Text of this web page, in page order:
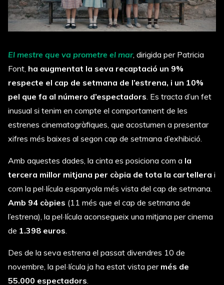
El mestre que va prometre el mar, dirigida per Patricia
Font, ha augmentat la seva recaptació un 9%
respecte el cap de setmana de l’estrena, i un 10%
pel que fa al número d’espectadors . Es tracta d’un fet
inusual si tenim en compte el comportament de les
estrenes cinematogràfiques, que acostumen a presentar
xifres més baixes al segon cap de setmana d’exhibició.
Amb aquestes dades, la cinta es posiciona com a la
tercera millor mitjana per còpia de tota la cartellera i
com la pel·lícula espanyola més vista del cap de setmana.
Amb 94 còpies (11 més que el cap de setmana de
l’estrena), la pel·lícula aconsegueix una mitjana per cinema
de 1.398 euros
Des de la seva estrena el passat divendres 10 de
novembre, la pel·lícula ja ha estat vista per més de
55.000 espectadors